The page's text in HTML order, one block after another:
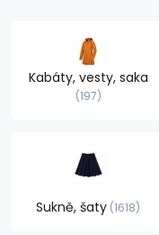
Kabáty, vesty, saka
197
Sukně, šaty 1618